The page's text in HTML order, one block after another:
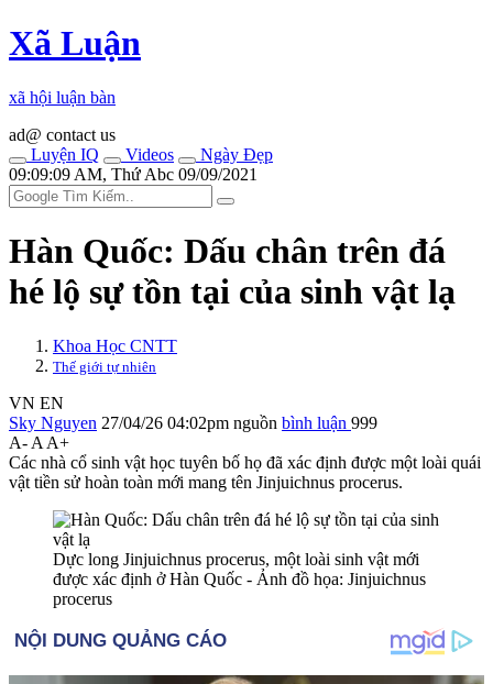
Xã Luận
xã hội luận bàn
ad@ contact us
Luyện IQ
Videos
Ngày Đẹp
09:09:09 AM, Thứ Abc 09/09/2021
Hàn Quốc: Dấu chân trên đá
hé lộ sự tồn tại của sinh vật lạ
Khoa Học CNTT
Thế giới tự nhiên
VN EN
Sky Nguyen 27/04/26 04:02pm nguồn bình luận 999
A- A A+
Các nhà cổ sinh vật học tuyên bố họ đã xác định được một loài quái
vật tiền sử hoàn toàn mới mang tên Jinjuichnus procerus.
Dực long Jinjuichnus procerus, một loài sinh vật mới
được xác định ở Hàn Quốc - Ảnh đồ họa: Jinjuichnus
procerus